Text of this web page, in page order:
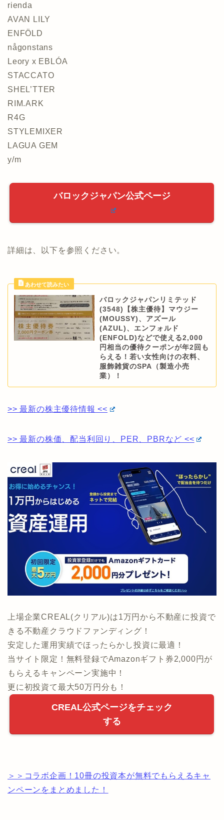
rienda
AVAN LILY
ENFÖLD
någonstans
Leory x EBLÓA
STACCATO
SHEL’TTER
RIM.ARK
R4G
STYLEMIXER
LAGUA GEM
y/m
バロックジャパン公式ページ
詳細は、以下を参照ください。
バロックジャパンリミテッド
(3548)【株主優待】マウジー
(MOUSSY)、アズール
(AZUL)、エンフォルド
(ENFOLD)などで使える2,000
円相当の優待クーポンが年2回も
らえる！若い女性向けの衣料、
服飾雑貨のSPA（製造小売
業）！
>> 最新の株主優待情報 <<
>> 最新の株価、配当利回り、PER、PBRなど <<
上場企業CREAL(クリアル)は1万円から不動産に投資で
きる不動産クラウドファンディング！
安定した運用実績でほったらかし投資に最適！
当サイト限定！無料登録でAmazonギフト券2,000円が
もらえるキャンペーン実施中！
更に初投資て最大50万円分も！
CREAL公式ページをチェック
する
＞＞コラボ企画！10冊の投資本が無料でもらえるキャ
ンペーンをまとめました！